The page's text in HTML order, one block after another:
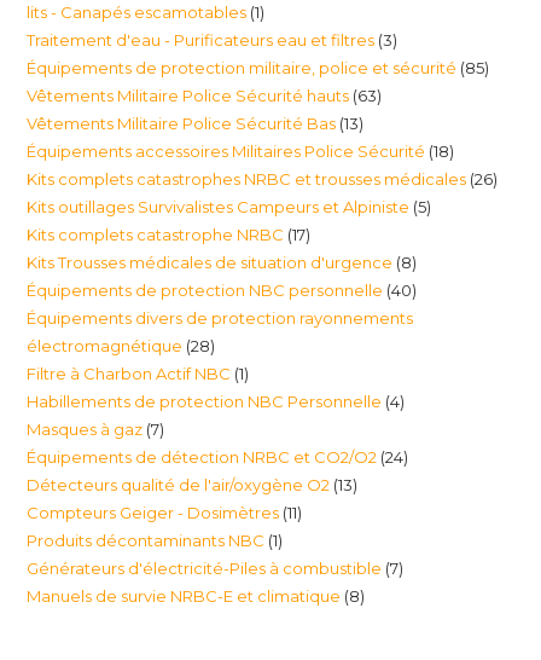
lits - Canapés escamotables 11
produit
Traitement d'eau - Purificateurs eau et filtres 33
produits
Équipements de protection militaire, police et sécurité 8585
Vêtements Militaire Police Sécurité hauts 6363
Vêtements Militaire Police Sécurité Bas 1313
produits
Équipements accessoires Militaires Police Sécurité 1818
produits
Kits complets catastrophes NRBC et trousses médicales 2626
Kits outillages Survivalistes Campeurs et Alpiniste 55
Kits complets catastrophe NRBC 1717
produits
Kits Trousses médicales de situation d'urgence 88
produits
Équipements de protection NBC personnelle 4040
produits
Équipements divers de protection rayonnements
électromagnétique 2828
produits
Filtre à Charbon Actif NBC 11
produit
Habillements de protection NBC Personnelle 44
Masques à gaz 77
produits
Équipements de détection NRBC et CO2/O2 2424
Détecteurs qualité de l'air/oxygène O2 1313
Compteurs Geiger - Dosimètres 1111
Produits décontaminants NBC 11
produit
Générateurs d'électricité-Piles à combustible 77
Manuels de survie NRBC-E et climatique 88